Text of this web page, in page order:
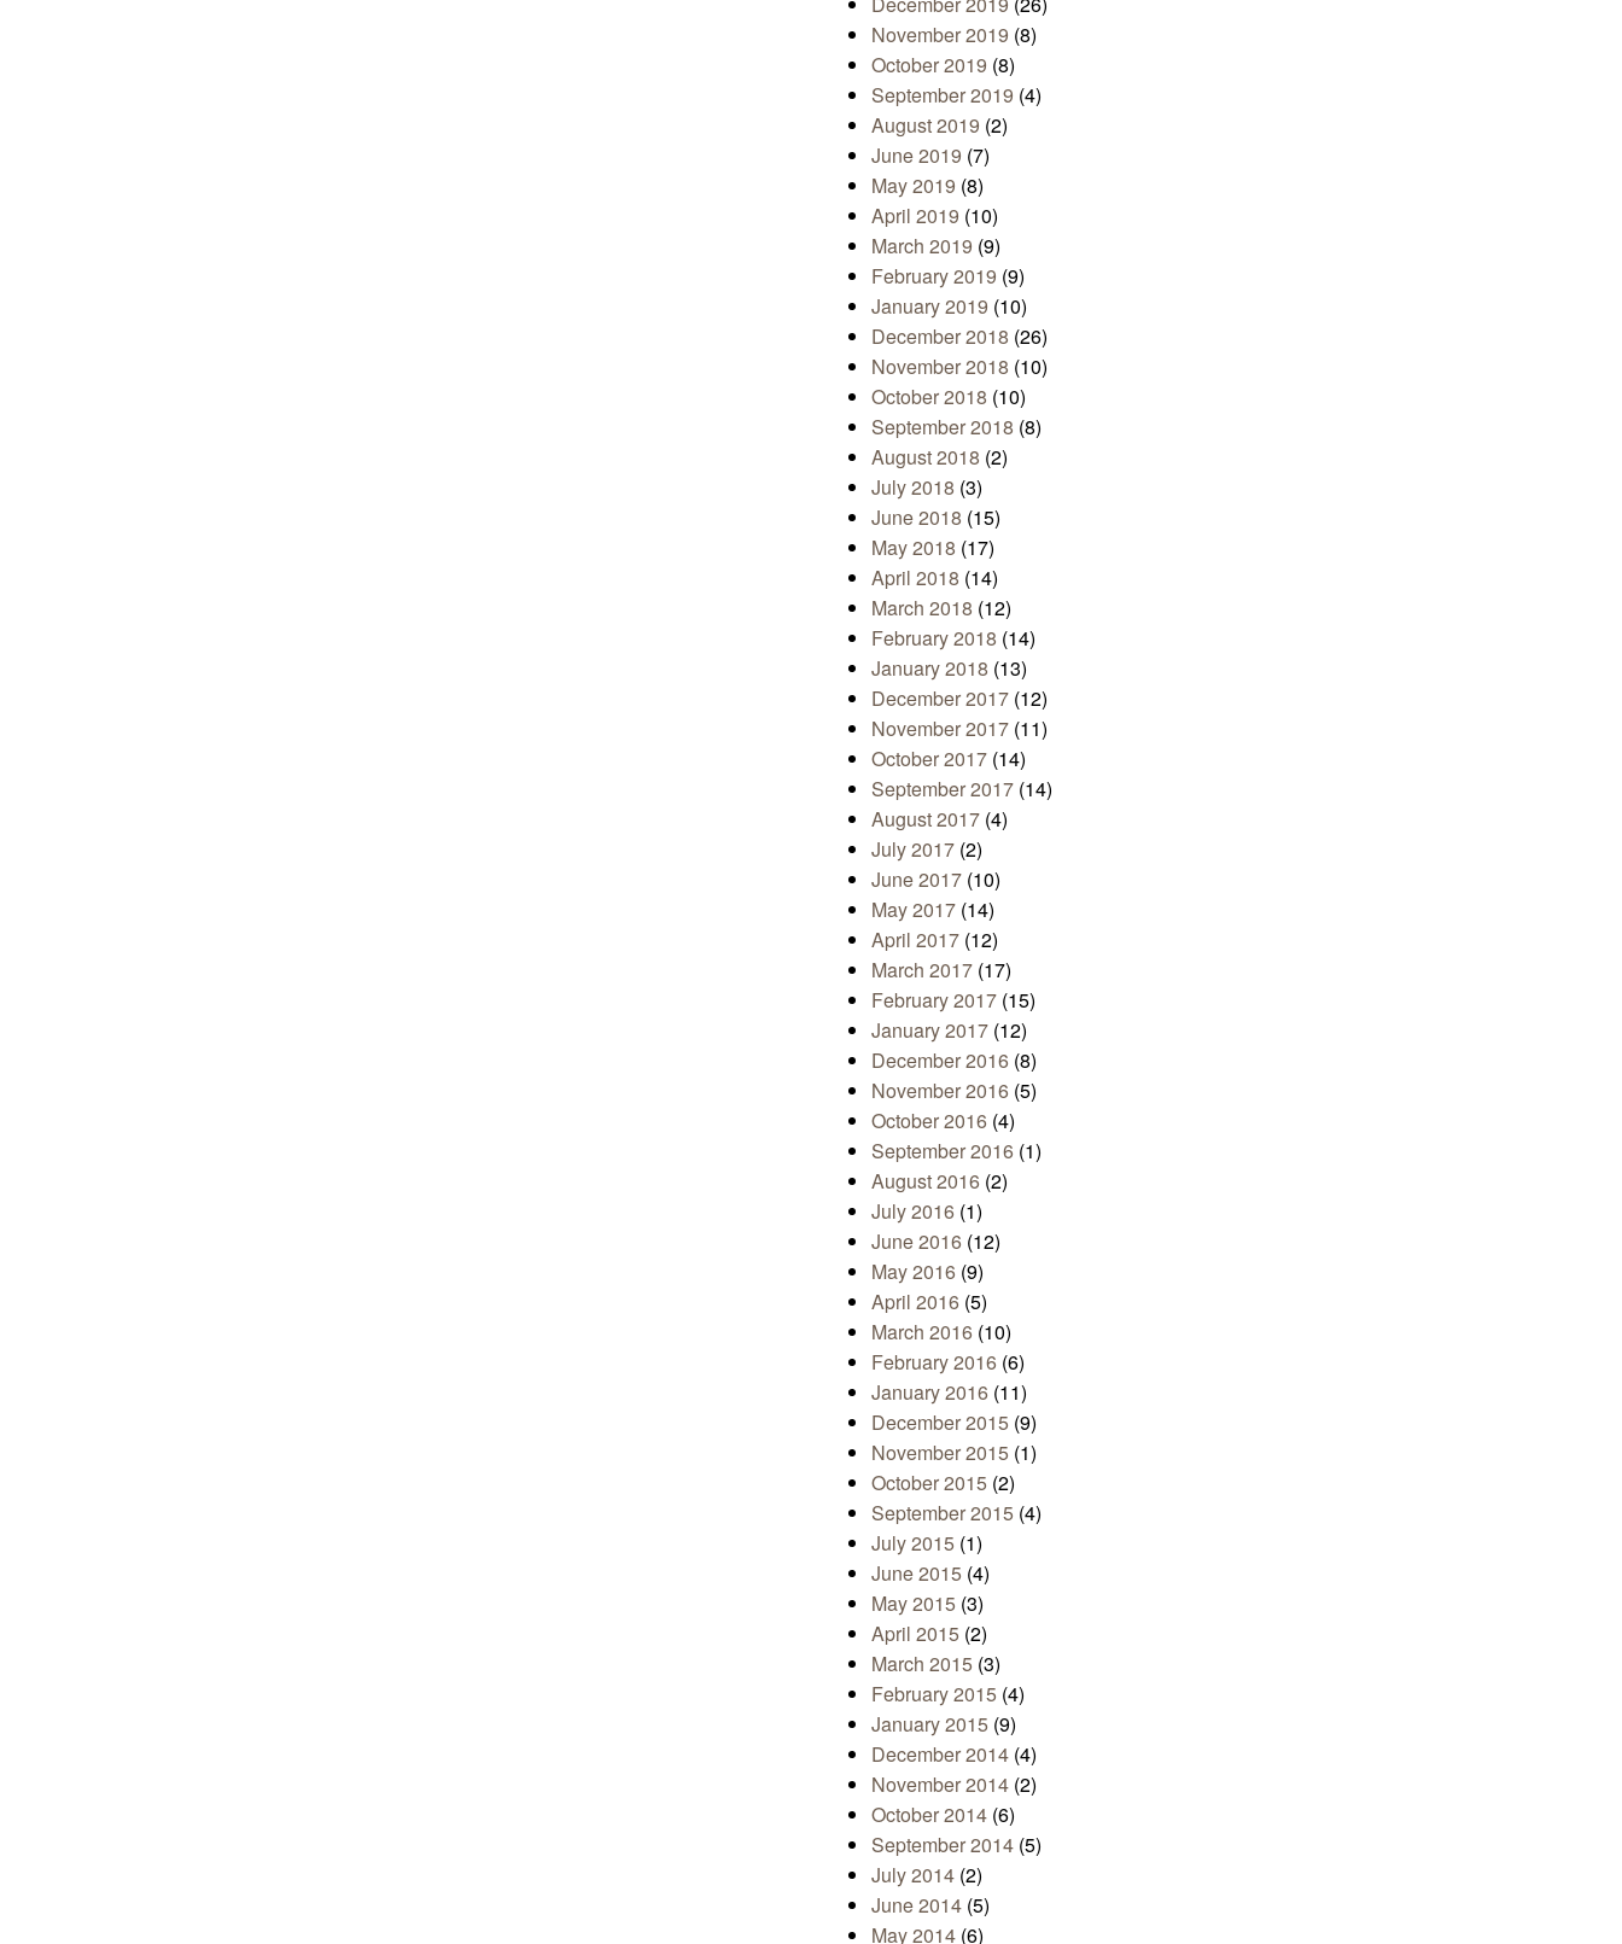
November 2019 (8)
October 2019 (8)
September 2019 (4)
August 2019 (2)
June 2019 (7)
May 2019 (8)
April 2019 (10)
March 2019 (9)
February 2019 (9)
January 2019 (10)
December 2018 (26)
November 2018 (10)
October 2018 (10)
September 2018 (8)
August 2018 (2)
July 2018 (3)
June 2018 (15)
May 2018 (17)
April 2018 (14)
March 2018 (12)
February 2018 (14)
January 2018 (13)
December 2017 (12)
November 2017 (11)
October 2017 (14)
September 2017 (14)
August 2017 (4)
July 2017 (2)
June 2017 (10)
May 2017 (14)
April 2017 (12)
March 2017 (17)
February 2017 (15)
January 2017 (12)
December 2016 (8)
November 2016 (5)
October 2016 (4)
September 2016 (1)
August 2016 (2)
July 2016 (1)
June 2016 (12)
May 2016 (9)
April 2016 (5)
March 2016 (10)
February 2016 (6)
January 2016 (11)
December 2015 (9)
November 2015 (1)
October 2015 (2)
September 2015 (4)
July 2015 (1)
June 2015 (4)
May 2015 (3)
April 2015 (2)
March 2015 (3)
February 2015 (4)
January 2015 (9)
December 2014 (4)
November 2014 (2)
October 2014 (6)
September 2014 (5)
July 2014 (2)
June 2014 (5)
May 2014 (6)